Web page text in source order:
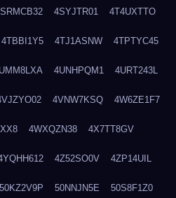
4SYJTR01 4T4UXTTO
4TBBI1Y5 4TJ1ASNW 4TPTYC45
4UNHPQM1 4URT243L
4VNW7KSQ 4W6ZE1F7
4WXQZN38 4X7TT8GV
4Z52SO0V 4ZP14UIL
50KZ2V9P 50NNJN5E 50S8F1Z0